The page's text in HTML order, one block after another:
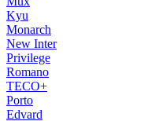
Kyu
Monarch
New Inter
Privilege
Romano
TECO+
Porto
Edvard